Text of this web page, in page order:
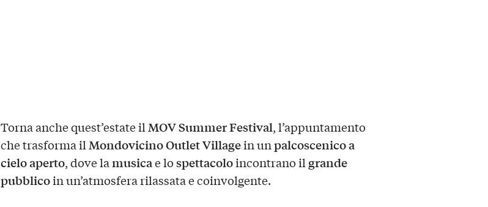
Torna anche quest’estate ilMOV Summer Festival, l’appuntamento
che trasforma ilMondovicino Outlet Villagein unpalcoscenico a
cielo aperto, dove lamusicae lospettacoloincontrano ilgrande
pubblicoin un’atmosfera rilassata e coinvolgente.